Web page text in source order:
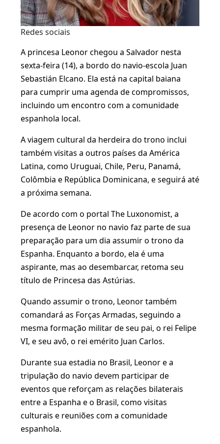
Redes sociais
A princesa Leonor chegou a Salvador nesta
sexta-feira (14), a bordo do navio-escola Juan
Sebastián Elcano. Ela está na capital baiana
para cumprir uma agenda de compromissos,
incluindo um encontro com a comunidade
espanhola local.
A viagem cultural da herdeira do trono inclui
também visitas a outros países da América
Latina, como Uruguai, Chile, Peru, Panamá,
Colômbia e República Dominicana, e seguirá até
a próxima semana.
De acordo com o portal The Luxonomist, a
presença de Leonor no navio faz parte de sua
preparação para um dia assumir o trono da
Espanha. Enquanto a bordo, ela é uma
aspirante, mas ao desembarcar, retoma seu
título de Princesa das Astúrias.
Quando assumir o trono, Leonor também
comandará as Forças Armadas, seguindo a
mesma formação militar de seu pai, o rei Felipe
VI, e seu avô, o rei emérito Juan Carlos.
Durante sua estadia no Brasil, Leonor e a
tripulação do navio devem participar de
eventos que reforçam as relações bilaterais
entre a Espanha e o Brasil, como visitas
culturais e reuniões com a comunidade
espanhola.